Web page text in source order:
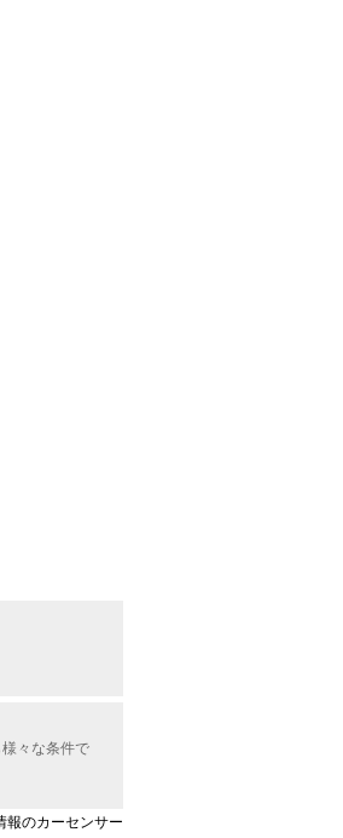
々な条件で
報のカーセンサー